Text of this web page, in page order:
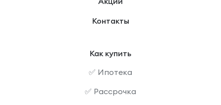
Контакты
Как купить
✅ Ипотека
✅ Рассрочка